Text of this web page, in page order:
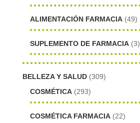
ALIMENTACIÓN FARMACIA (49)
SUPLEMENTO DE FARMACIA (3)
BELLEZA Y SALUD (309)
COSMÉTICA (293)
COSMÉTICA FARMACIA (22)